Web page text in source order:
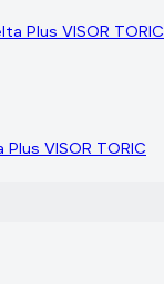
VISOR TORIC